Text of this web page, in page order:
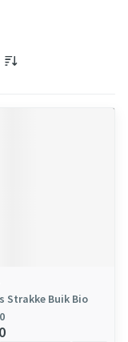
Strakke Buik Bio